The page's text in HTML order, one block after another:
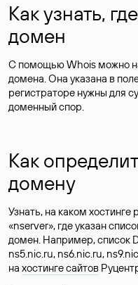
Как узнать,
домен
С помощью Whois можно
домена. Она указана в
регистраторе нужны для
доменный спор.
Как
домену
Узнать, на каком
«nserver», где указан
домен. Например, список
ns5.nic.ru, ns6.nic.ru,
на хостинге сайтов